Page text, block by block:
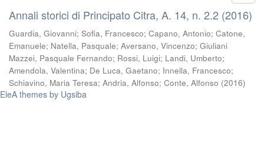
Annali storici di Principato Citra, A. 14, n. 2.2 (2016)
Guardia, Giovanni; Sofia, Francesco; Capano, Antonio; Catone,
Emanuele; Natella, Pasquale; Aversano, Vincenzo; Giuliani
Mazzei, Pasquale Fernando; Rossi, Luigi; Landi, Umberto;
Amendola, Valentina; De Luca, Gaetano; Innella, Francesco;
Schiavino, Maria Teresa; Andria, Alfonso; Conte, Alfonso (2016)
EleA themes by Ugsiba